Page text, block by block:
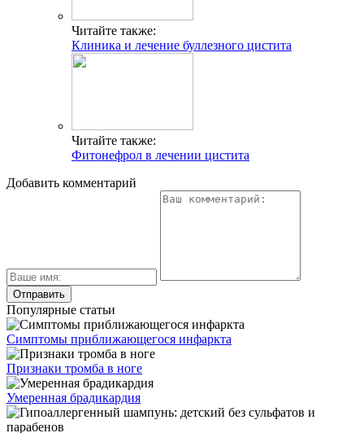
Читайте также:
Клиника и лечение буллезного цистита
Читайте также:
Фитонефрол в лечении цистита
Добавить комментарий
Популярные статьи
Симптомы приближающегося инфаркта
Признаки тромба в ноге
Умеренная брадикардия